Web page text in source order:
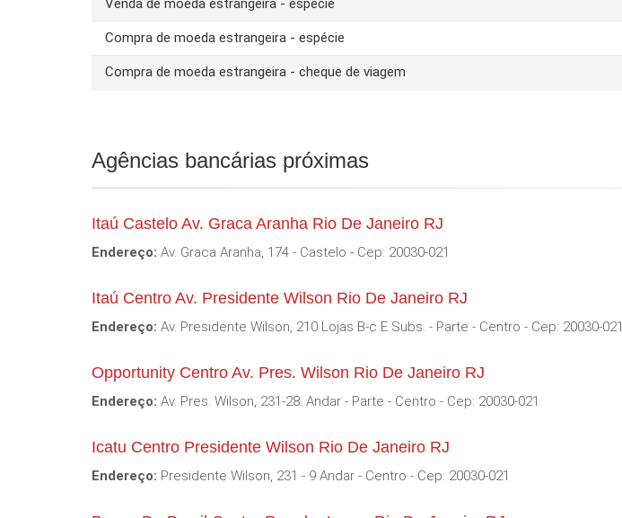
Venda de moeda estrangeira - espécie
Compra de moeda estrangeira - espécie
Compra de moeda estrangeira - cheque de viagem
Agências bancárias próximas
Itaú Castelo Av. Graca Aranha Rio De Janeiro RJ
Endereço: Av. Graca Aranha, 174 - Castelo - Cep: 20030-021
Itaú Centro Av. Presidente Wilson Rio De Janeiro RJ
Endereço: Av. Presidente Wilson, 210 Lojas B-c E Subs. - Parte - Centro - Cep: 20030-021
Opportunity Centro Av. Pres. Wilson Rio De Janeiro RJ
Endereço: Av. Pres. Wilson, 231-28. Andar - Parte - Centro - Cep: 20030-021
Icatu Centro Presidente Wilson Rio De Janeiro RJ
Endereço: Presidente Wilson, 231 - 9 Andar - Centro - Cep: 20030-021